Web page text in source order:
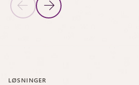
Previous Slide
Next Slide
LØSNINGER